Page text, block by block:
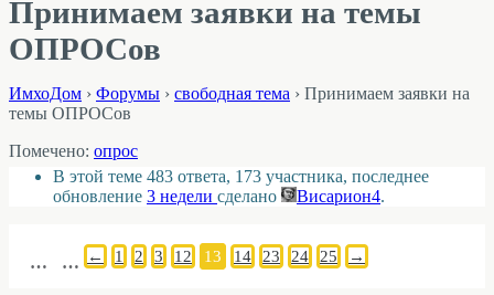
Принимаем заявки на темы
ОПРОСов
ИмхоДом › Форумы › свободная тема › Принимаем заявки на
темы ОПРОСов
Помечено: опрос
В этой теме 483 ответа, 173 участника, последнее
обновление 3 недели сделано Висариoн4.
← 1 2 3
… 12 13 14
… 23 24 25 →